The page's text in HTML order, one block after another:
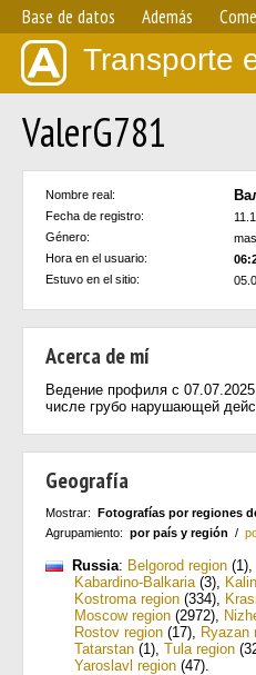
Base de datos Además
Transporte
ValerG781
Nombre real:
Fecha de registro:
Género:
Hora en el usuario:
Estuvo en el sitio:
Acerca de mí
Ведение профиля с
числе грубо нарушающей
Geografía
Mostrar: Fotografías por regiones
Agrupamiento: por país y región /
Russia: Belgorod region (1),
Kabardino-Balkaria(3),
Kostroma region (334),
Moscow region (2972),
Rostov region (17), Ryazan
Tatarstan (1), Tula region
Yaroslavl region (47).